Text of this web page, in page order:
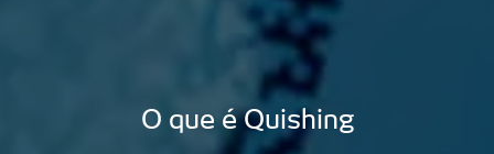
O que é Quishing